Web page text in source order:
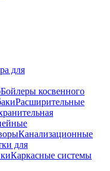
для
Бойлеры косвенного
Расширительные
Канализационные
для
Каркасные системы